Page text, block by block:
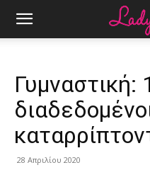
28 Απριλίου 2020